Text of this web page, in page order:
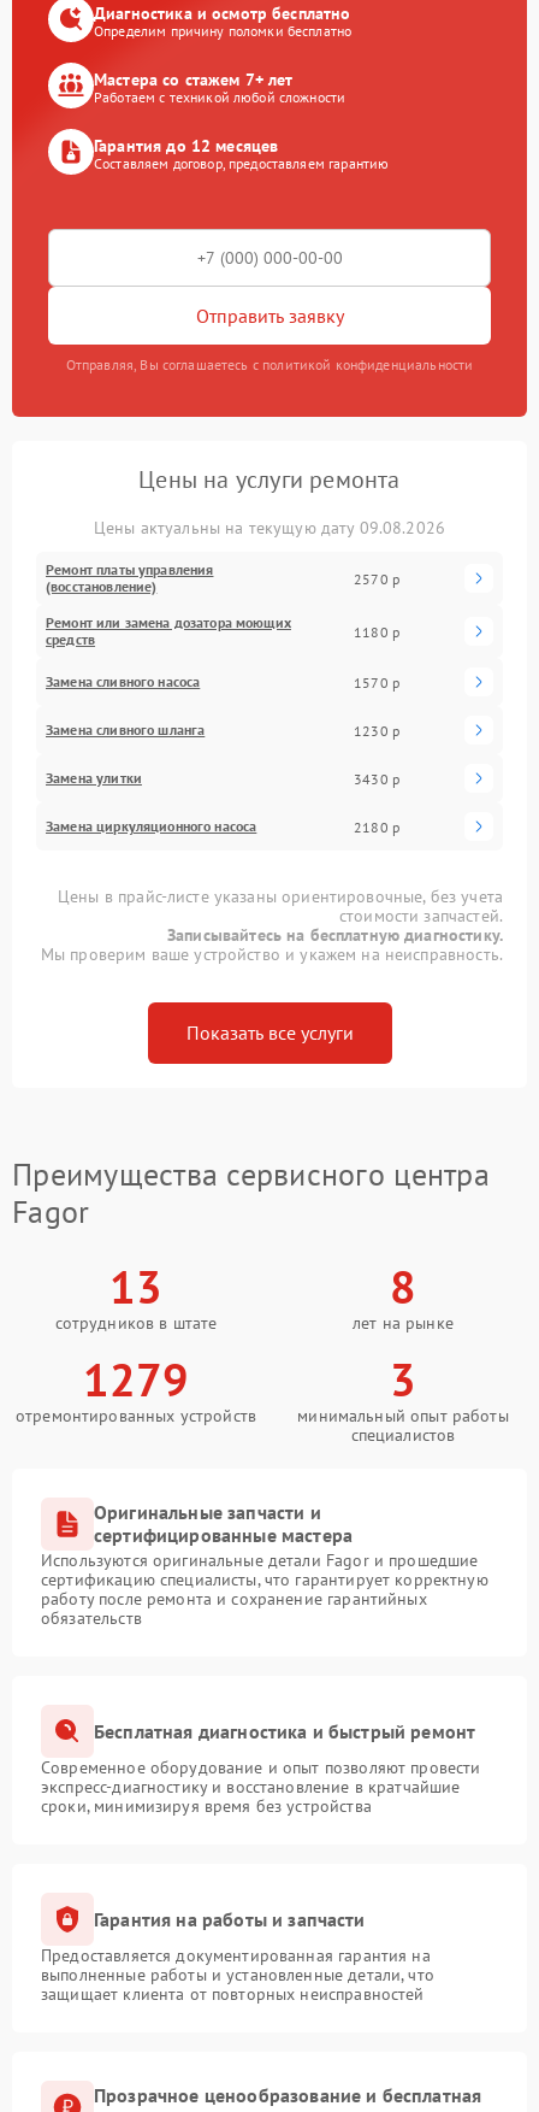
Диагностика и осмотр бесплатно
Определим причину поломки бесплатно
Мастера со стажем 7+ лет
Работаем с техникой любой сложности
Гарантия до 12 месяцев
Составляем договор, предоставляем гарантию
Отправить заявку
Отправляя, Вы соглашаетесь с политикой конфиденциальности
Цены на услуги ремонта
Цены актуальны на текущую дату 09.08.2026
Ремонт платы управления
(восстановление)
2570 р
Ремонт или замена дозатора моющих
средств
1180 р
Замена сливного насоса 1570 р
Замена сливного шланга 1230 р
Замена улитки 3430 р
Замена циркуляционного насоса 2180 р
Цены в прайс-листе указаны ориентировочные, без учета
стоимости запчастей.
Записывайтесь на бесплатную диагностику.
Мы проверим ваше устройство и укажем на неисправность.
Показать все услуги
Преимущества сервисного центра
Fagor
13
сотрудников в штате
8
лет на рынке
1279
отремонтированных устройств
3
минимальный опыт работы
специалистов
Оригинальные запчасти и
сертифицированные мастера
Используются оригинальные детали Fagor и прошедшие
сертификацию специалисты, что гарантирует корректную
работу после ремонта и сохранение гарантийных
обязательств
Бесплатная диагностика и быстрый ремонт
Современное оборудование и опыт позволяют провести
экспресс-диагностику и восстановление в кратчайшие
сроки, минимизируя время без устройства
Гарантия на работы и запчасти
Предоставляется документированная гарантия на
выполненные работы и установленные детали, что
защищает клиента от повторных неисправностей
Прозрачное ценообразование и бесплатная